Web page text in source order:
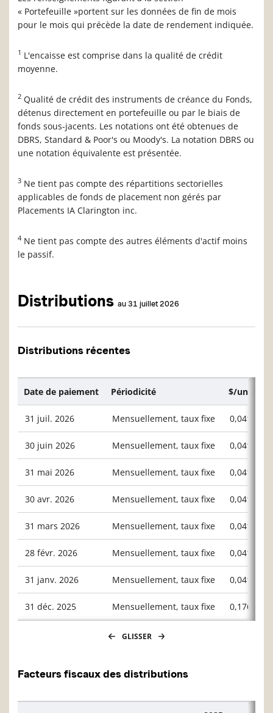
« Portefeuille »portent sur les données de fin de mois
pour le mois qui précède la date de rendement indiquée.
1 L'encaisse est comprise dans la qualité de crédit
moyenne.
2 Qualité de crédit des instruments de créance du Fonds,
détenus directement en portefeuille ou par le biais de
fonds sous-jacents. Les notations ont été obtenues de
DBRS, Standard & Poor's ou Moody's. La notation DBRS ou
une notation équivalente est présentée.
3 Ne tient pas compte des répartitions sectorielles
applicables de fonds de placement non gérés par
Placements IA Clarington inc.
4 Ne tient pas compte des autres éléments d'actif moins
le passif.
Distributions au 31 juillet 2026
Distributions récentes
Date de paiement Périodicité $/unité
31 juil. 2026 Mensuellement, taux fixe 0,04167
30 juin 2026 Mensuellement, taux fixe 0,04167
31 mai 2026 Mensuellement, taux fixe 0,04167
30 avr. 2026 Mensuellement, taux fixe 0,04167
31 mars 2026 Mensuellement, taux fixe 0,04167
28 févr. 2026 Mensuellement, taux fixe 0,04167
31 janv. 2026 Mensuellement, taux fixe 0,04167
31 déc. 2025 Mensuellement, taux fixe 0,17641
GLISSER
Facteurs fiscaux des distributions